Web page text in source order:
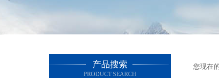
产品搜索
PRODUCT SEARCH
您现在